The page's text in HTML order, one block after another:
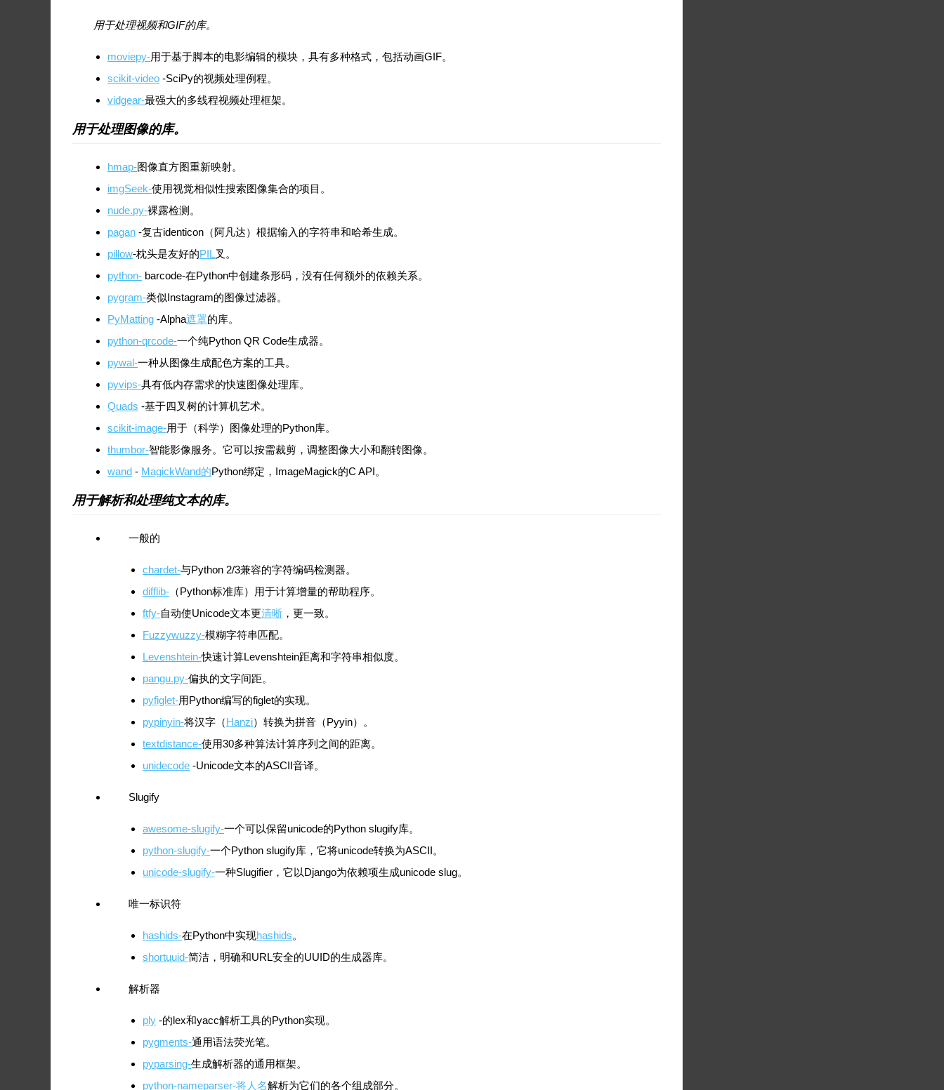
用于处理视频和GIF的库。
moviepy-用于基于脚本的电影编辑的模块，具有多种格式，包括动画GIF。
scikit-video -SciPy的视频处理例程。
vidgear-最强大的多线程视频处理框架。
用于处理图像的库。
hmap-图像直方图重新映射。
imgSeek-使用视觉相似性搜索图像集合的项目。
nude.py-裸露检测。
pagan -复古identicon（阿凡达）根据输入的字符串和哈希生成。
pillow-枕头是友好的PIL叉。
python- barcode-在Python中创建条形码，没有任何额外的依赖关系。
pygram-类似Instagram的图像过滤器。
PyMatting -Alpha遮罩的库。
python-qrcode-一个纯Python QR Code生成器。
pywal-一种从图像生成配色方案的工具。
pyvips-具有低内存需求的快速图像处理库。
Quads -基于四叉树的计算机艺术。
scikit-image-用于（科学）图像处理的Python库。
thumbor-智能影像服务。它可以按需裁剪，调整图像大小和翻转图像。
wand - MagickWand的Python绑定，ImageMagick的C API。
用于解析和处理纯文本的库。
一般的
chardet-与Python 2/3兼容的字符编码检测器。
difflib- （Python标准库）用于计算增量的帮助程序。
ftfy-自动使Unicode文本更清晰 ，更一致。
Fuzzywuzzy-模糊字符串匹配。
Levenshtein-快速计算Levenshtein距离和字符串相似度。
pangu.py-偏执的文字间距。
pyfiglet-用Python编写的figlet的实现。
pypinyin-将汉字（Hanzi）转换为拼音（Pyyin）。
textdistance-使用30多种算法计算序列之间的距离。
unidecode -Unicode文本的ASCII音译。
Slugify
awesome-slugify-一个可以保留unicode的Python slugify库。
python-slugify-一个Python slugify库，它将unicode转换为ASCII。
unicode-slugify-一种Slugifier，它以Django为依赖项生成unicode slug。
唯一标识符
hashids-在Python中实现hashids。
shortuuid-简洁，明确和URL安全的UUID的生成器库。
解析器
ply -的lex和yacc解析工具的Python实现。
pygments-通用语法荧光笔。
pyparsing-生成解析器的通用框架。
python-nameparser-将人名解析为它们的各个组成部分。